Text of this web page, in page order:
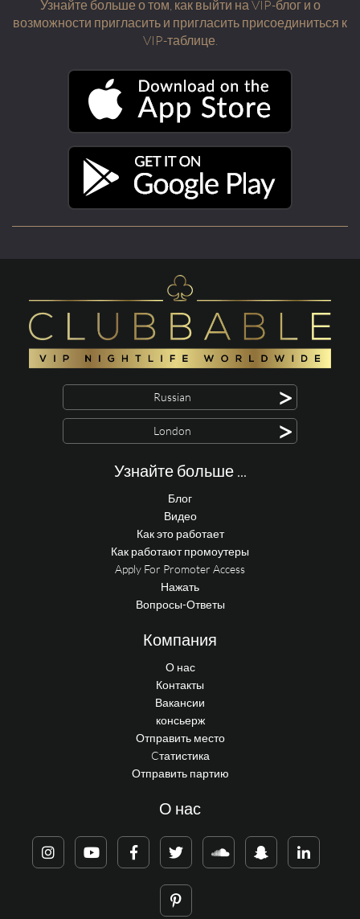
Узнайте больше о том, как выйти на VIP-блог и о
возможности пригласить и пригласить присоединиться к
VIP-таблице.
Russian >
London >
Узнайте больше ...
Блог
Видео
Как это работает
Как работают промоутеры
Apply For Promoter Access
Нажать
Вопросы-Ответы
Компания
О нас
Контакты
Вакансии
консьерж
Отправить место
Cтатистика
Отправить партию
О нас